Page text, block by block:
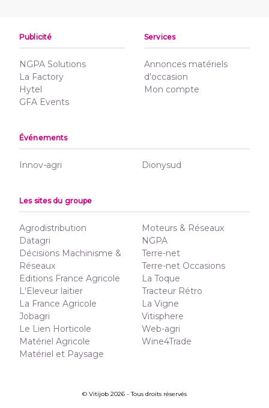
Publicité
NGPA Solutions
La Factory
Hytel
GFA Events
Services
Annonces matériels
d'occasion
Mon compte
Événements
Innov-agri Dionysud
Les sites du groupe
Agrodistribution
Datagri
Décisions Machinisme &
Réseaux
Editions France Agricole
L'Eleveur laitier
La France Agricole
Jobagri
Le Lien Horticole
Matériel Agricole
Matériel et Paysage
Moteurs & Réseaux
NGPA
Terre-net
Terre-net Occasions
La Toque
Tracteur Rétro
La Vigne
Vitisphere
Web-agri
Wine4Trade
© Vitijob 2026 - Tous droits réservés